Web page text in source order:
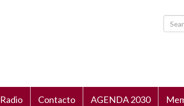
Contacto AGENDA 2030